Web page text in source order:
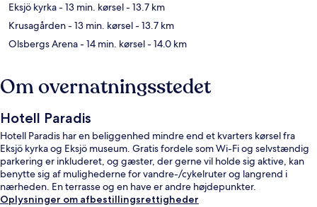
Eksjö kyrka- 13 min. kørsel- 13.7 km
Krusagården- 13 min. kørsel- 13.7 km
Olsbergs Arena- 14 min. kørsel- 14.0 km
Om overnatningsstedet
Hotell Paradis
Hotell Paradis har en beliggenhed mindre end et kvarters kørsel fra
Eksjö kyrka og Eksjö museum. Gratis fordele som Wi-Fi og selvstændig
parkering er inkluderet, og gæster, der gerne vil holde sig aktive, kan
benytte sig af mulighederne for vandre-/cykelruter og langrend i
nærheden. En terrasse og en have er andre højdepunkter.
Oplysninger om afbestillingsrettigheder